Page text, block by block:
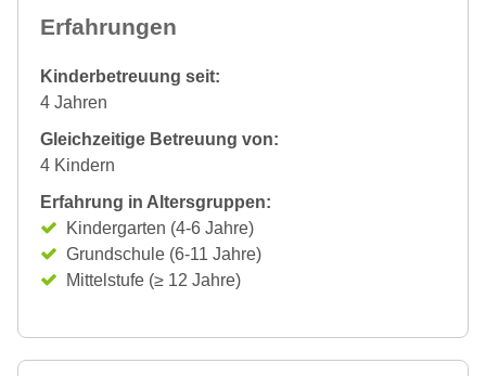
Erfahrungen
Kinderbetreuung seit:
4 Jahren
Gleichzeitige Betreuung von:
4 Kindern
Erfahrung in Altersgruppen:
Kindergarten (4-6 Jahre)
Grundschule (6-11 Jahre)
Mittelstufe (≥ 12 Jahre)